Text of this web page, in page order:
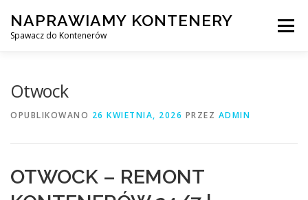
treści
NAPRAWIAMY KONTENERY
Spawacz do Kontenerów
Menu
SPAWANIE MOBILNE Z DOJAZDEM DO KLIENTA
Otwock
OPUBLIKOWANO 26 KWIETNIA, 2026 PRZEZ ADMIN
OTWOCK – REMONT